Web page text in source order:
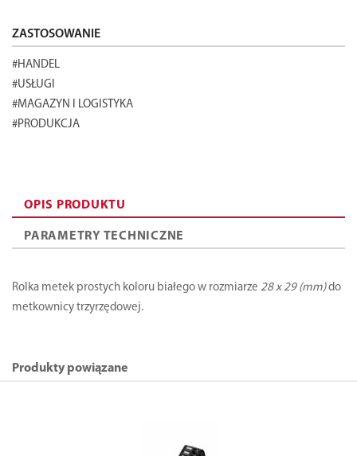
ZASTOSOWANIE
#HANDEL
#USŁUGI
#MAGAZYN I LOGISTYKA
#PRODUKCJA
OPIS PRODUKTU
PARAMETRY TECHNICZNE
Rolka metek prostych koloru białego w rozmiarze 28 x 29 (mm)do
metkownicy trzyrzędowej.
Produkty powiązane